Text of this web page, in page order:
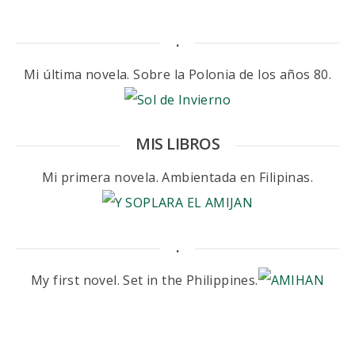
.
Mi última novela. Sobre la Polonia de los años 80.
MIS LIBROS
Mi primera novela. Ambientada en Filipinas.
.
My first novel. Set in the Philippines.